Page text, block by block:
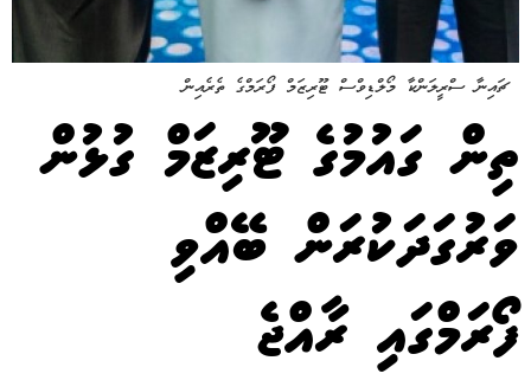
ޗައިނާ ސްރީލަންކާ މޯލްޑިވްސް ޓޫރިޒަމް ފޯރަމްގެ ތެރެއިން
ތިން ގައުމުގެ ޓޫރިޒަމް ގުޅުން
ވަރުގަދަކުރަން ބޭއްވި
ފޯރަމްގައި ރާއްޖެ